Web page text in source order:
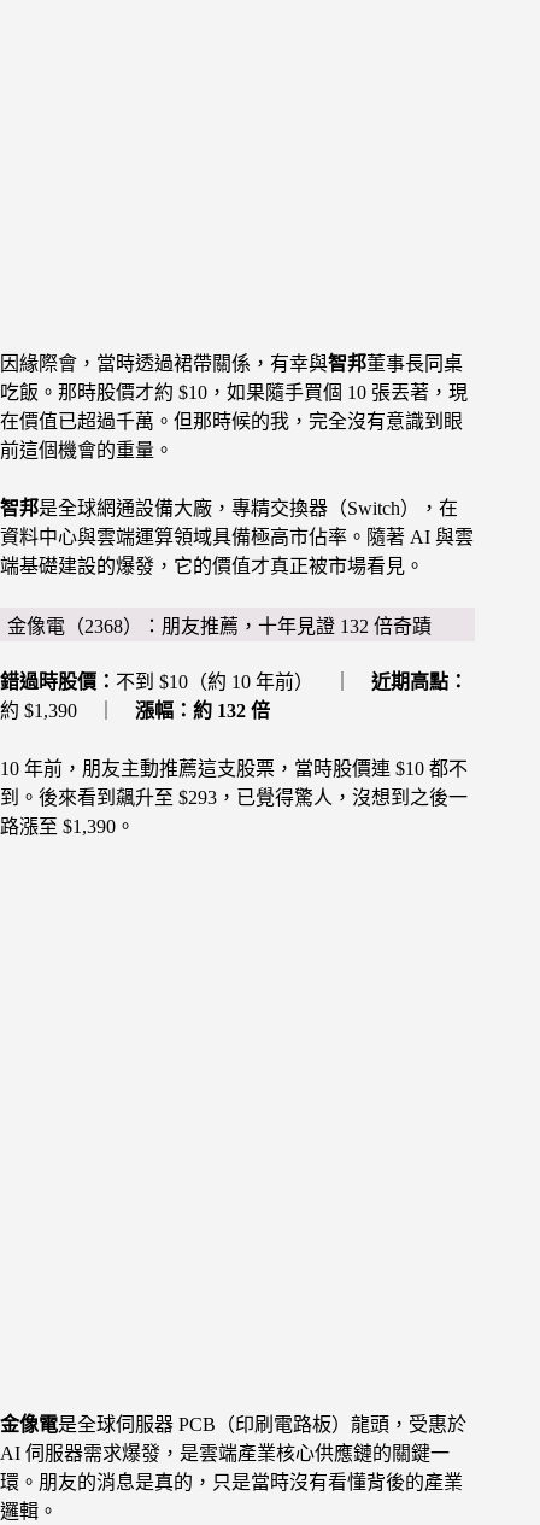
因緣際會，當時透過裙帶關係，有幸與智邦董事長同桌
吃飯。那時股價才約 $10，如果隨手買個 10 張丟著，現
在價值已超過千萬。但那時候的我，完全沒有意識到眼
前這個機會的重量。
智邦是全球網通設備大廠，專精交換器（Switch），在
資料中心與雲端運算領域具備極高市佔率。隨著 AI 與雲
端基礎建設的爆發，它的價值才真正被市場看見。
金像電（2368）：朋友推薦，十年見證 132 倍奇蹟
錯過時股價： 不到 $10（約 10 年前） ｜ 近期高點：
約 $1,390 ｜ 漲幅：約 132 倍
10 年前，朋友主動推薦這支股票，當時股價連 $10 都不
到。後來看到飆升至 $293，已覺得驚人，沒想到之後一
路漲至 $1,390。
金像電是全球伺服器 PCB（印刷電路板）龍頭，受惠於
AI 伺服器需求爆發，是雲端產業核心供應鏈的關鍵一
環。朋友的消息是真的，只是當時沒有看懂背後的產業
邏輯。